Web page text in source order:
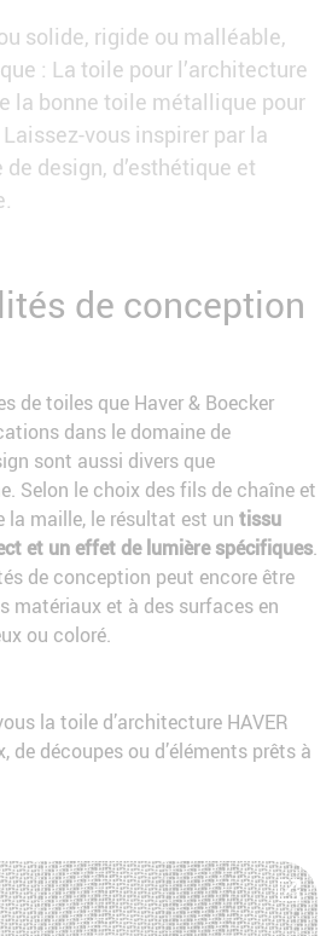
solide, rigide ou malléable,
: La toile pour l’architecture
la bonne toile métallique pour
vous inspirer par la
design, d’esthétique et
de conception
de toiles que Haver & Boecker
dans le domaine de
sont aussi divers que
Selon le choix des fils de chaîne et
la maille, le résultat est un tissu
et un effet de lumière spécifiques.
de conception peut encore être
matériaux et à des surfaces en
ou coloré.
la toile d’architecture HAVER
de découpes ou d’éléments prêts à